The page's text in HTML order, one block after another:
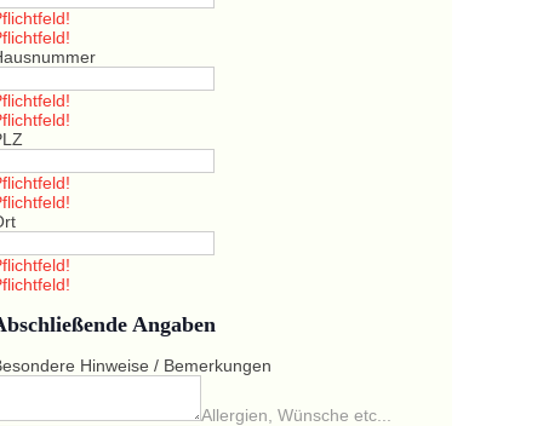
Angaben
Hinweise / Bemerkungen
Allergien, Wünsche etc...